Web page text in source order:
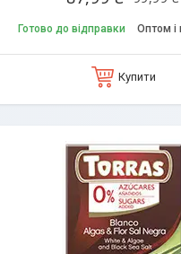
Готово до відправки Оптом і
Купити